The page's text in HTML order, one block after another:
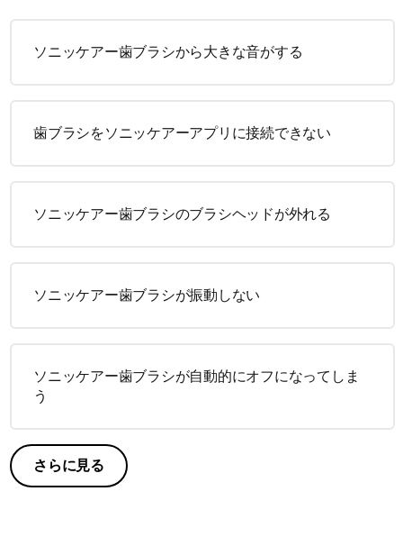
ソニッケアー歯ブラシから大きな音がする
歯ブラシをソニッケアーアプリに接続できない
ソニッケアー歯ブラシのブラシヘッドが外れる
ソニッケアー歯ブラシが振動しない
ソニッケアー歯ブラシが自動的にオフになってしま
う
さらに見る